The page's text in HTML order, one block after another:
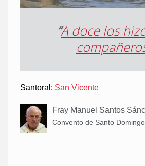
“A doce los
Santoral: San Vicente
Fray Manuel Santos
Convento de Santo